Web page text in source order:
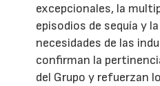
excepcionales, la
episodios de sequía y
necesidades de las
confirman la
del Grupo y refuerzan